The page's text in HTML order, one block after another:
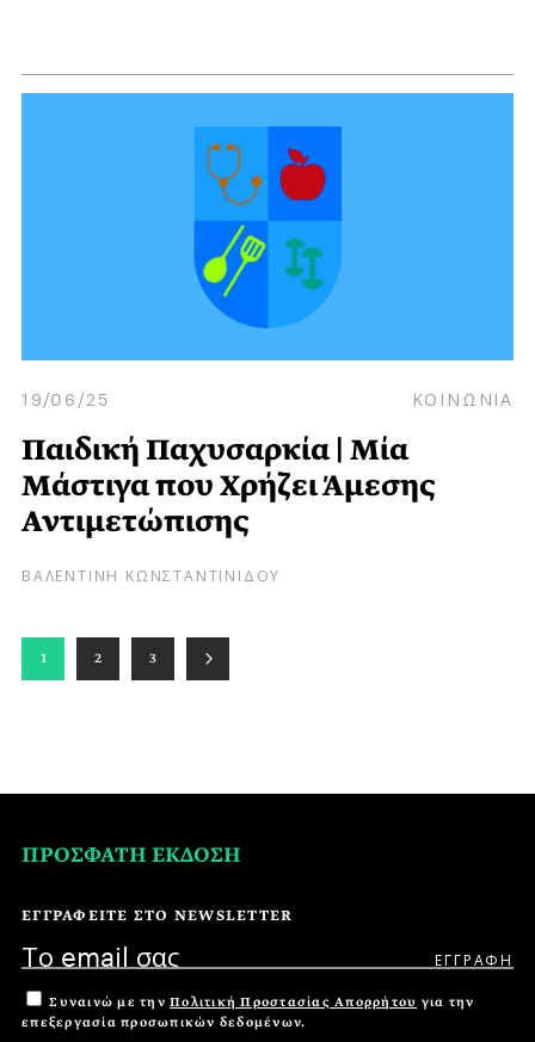
19/06/25 ΚΟΙΝΩΝΙΑ
Παιδική Παχυσαρκία | Μία
Μάστιγα που Χρήζει Άμεσης
Αντιμετώπισης
ΒΑΛΕΝΤΙΝΗ ΚΩΝΣΤΑΝΤΙΝΙΔΟΥ
1 2 3
ΠΡΟΣΦΑΤΗ ΕΚΔΟΣΗ
ΕΓΓΡΑΦΕΙΤΕ ΣΤΟ NEWSLETTER
Συναινώ με την Πολιτική Προστασίας Απορρήτου για την
επεξεργασία προσωπικών δεδομένων.